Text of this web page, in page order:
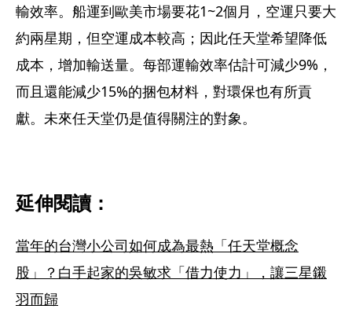
輸效率。船運到歐美市場要花1~2個月，空運只要大
約兩星期，但空運成本較高；因此任天堂希望降低
成本，增加輸送量。每部運輸效率估計可減少9%，
而且還能減少15%的捆包材料，對環保也有所貢
獻。未來任天堂仍是值得關注的對象。
延伸閱讀：
當年的台灣小公司如何成為最熱「任天堂概念
股」？白手起家的吳敏求「借力使力」，讓三星鎩
羽而歸